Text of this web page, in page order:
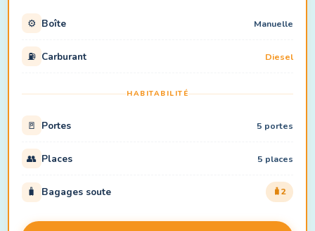
⚙️ Boîte Manuelle
⛽ Carburant Diesel
HABITABILITÉ
🚪 Portes 5 portes
👥 Places 5 places
🧳 Bagages soute 2